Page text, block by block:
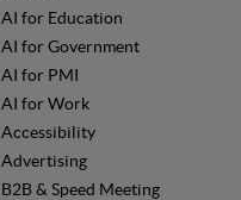
AI for Education
AI for Government
AI for PMI
AI for Work
Accessibility
Advertising
B2B & Speed Meeting